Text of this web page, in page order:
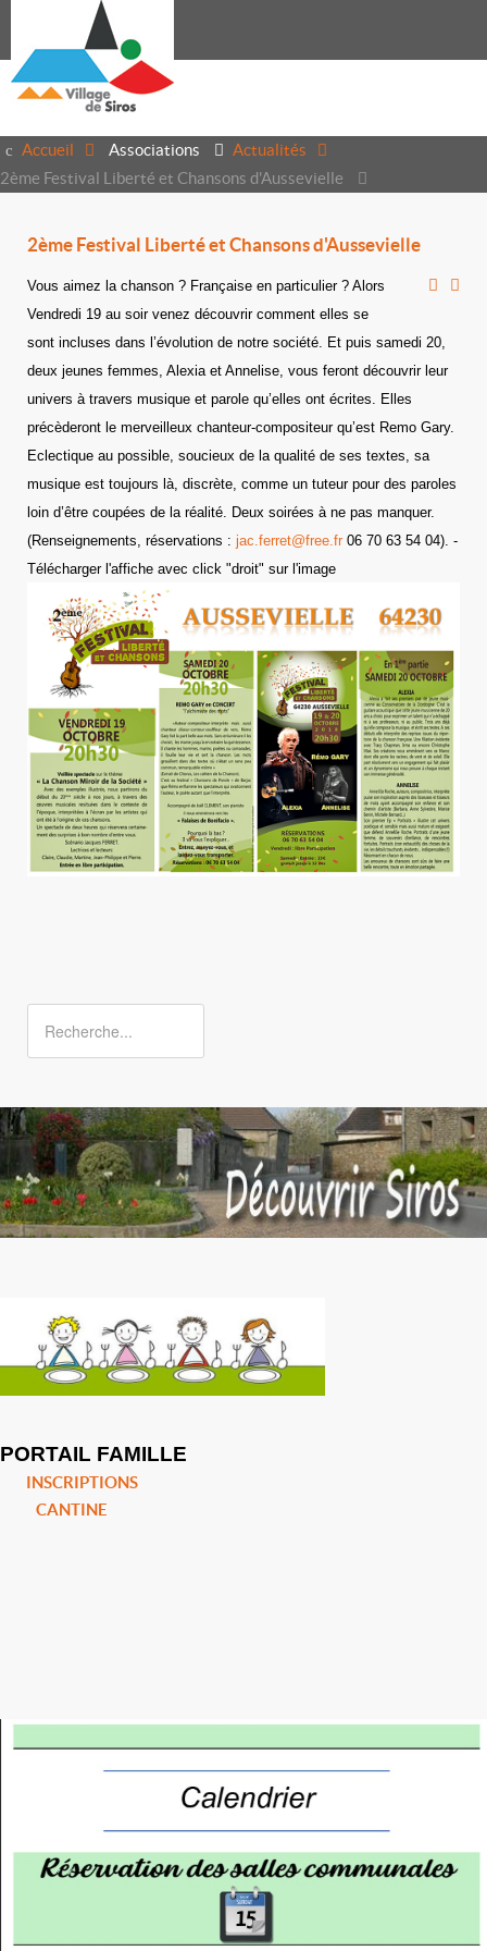
Accueil Associations
Actualités
2ème Festival Liberté et Chansons d'Aussevielle
2ème Festival Liberté et Chansons d'Aussevielle
Vous aimez la chanson ? Française en particulier ? Alors
Vendredi 19 au soir venez découvrir comment elles se
sont incluses dans l’évolution de notre société. Et puis samedi 20,
deux jeunes femmes, Alexia et Annelise, vous feront découvrir leur
univers à travers musique et parole qu’elles ont écrites. Elles
précèderont le merveilleux chanteur-compositeur qu’est Remo Gary.
Eclectique au possible, soucieux de la qualité de ses textes, sa
musique est toujours là, discrète, comme un tuteur pour des paroles
loin d’être coupées de la réalité. Deux soirées à ne pas manquer.
(Renseignements, réservations : jac.ferret@free.fr 06 70 63 54 04). -
Télécharger l'affiche avec click "droit" sur l'image
PORTAIL FAMILLE
INSCRIPTIONS
CANTINE